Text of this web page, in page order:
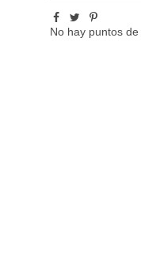
No hay puntos